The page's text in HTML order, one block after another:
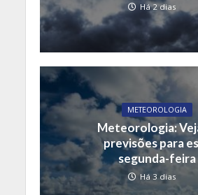
Há 2 dias
METEOROLOGIA
Meteorologia:
previsões para
segunda-feira
Há 3 dias